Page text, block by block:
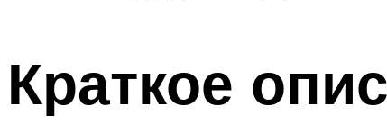
Краткое